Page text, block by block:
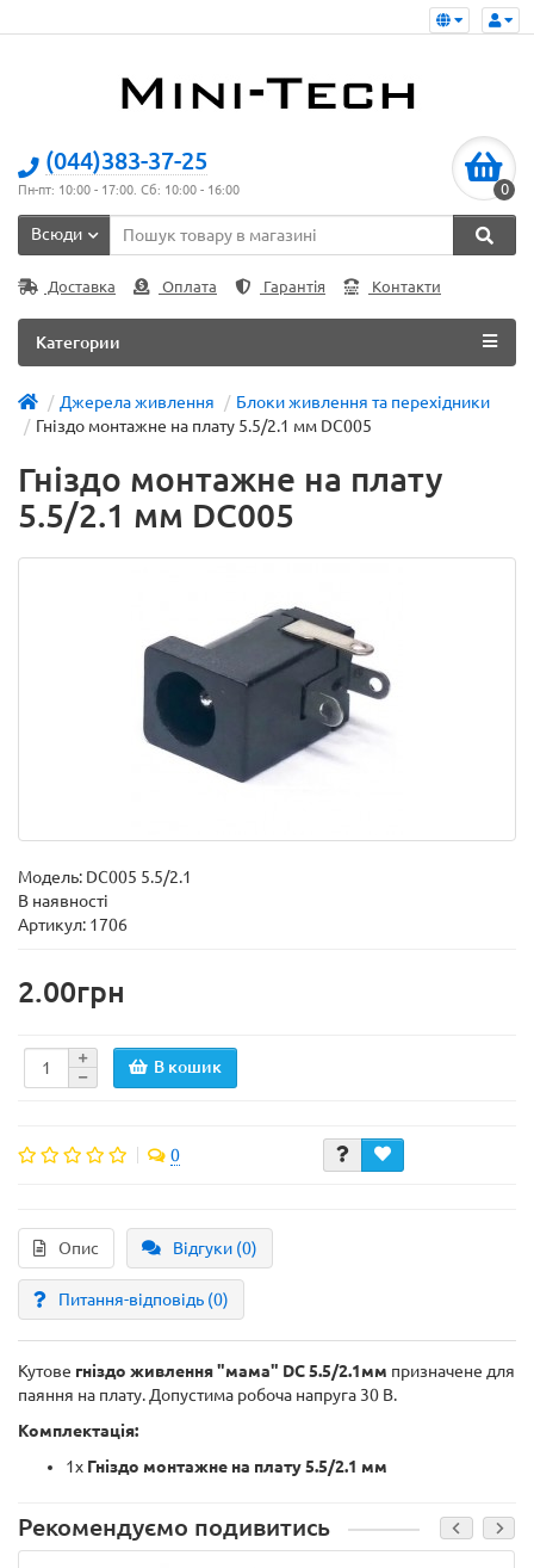
(044)383-37-25
Пн-пт: 10:00 - 17:00. Сб: 10:00 - 16:00 0
Всюди
Доставка Оплата Гарантія Контакти
Категории
Джерела живлення
Блоки живлення та перехідники
Гніздо монтажне на плату 5.5/2.1 мм DC005
Гніздо монтажне на плату
5.5/2.1 мм DC005
Модель: DC005 5.5/2.1
В наявності
Артикул: 1706
2.00грн
В кошик
0
Опис Відгуки (0)
Питання-відповідь (0)
Кутове гніздо живлення "мама" DC 5.5/2.1мм призначене для
паяння на плату. Допустима робоча напруга 30 В.
Комплектація:
1х Гніздо монтажне на плату 5.5/2.1 мм
Рекомендуємо подивитись